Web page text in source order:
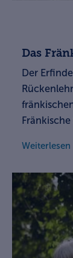
Das
Der
Fränkische
Weiterlesen